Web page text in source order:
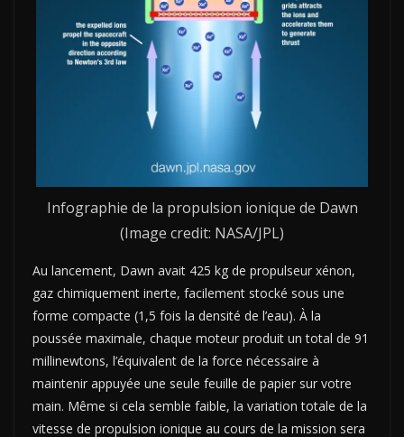
Infographie de la propulsion ionique de Dawn
(Image credit: NASA/JPL)
Au lancement, Dawn avait 425 kg de propulseur xénon,
gaz chimiquement inerte, facilement stocké sous une
forme compacte (1,5 fois la densité de l’eau). À la
poussée maximale, chaque moteur produit un total de 91
millinewtons, l’équivalent de la force nécessaire à
maintenir appuyée une seule feuille de papier sur votre
main. Même si cela semble faible, la variation totale de la
vitesse de propulsion ionique au cours de la mission sera